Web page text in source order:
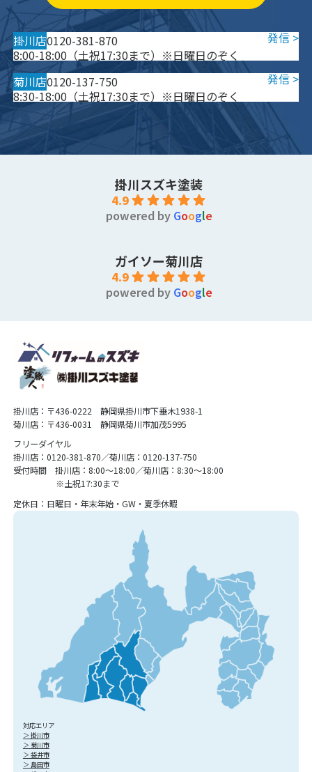
掛川店0120-381-870
8:00-18:00（土祝17:30まで）※日曜日のぞく
菊川店0120-137-750
8:30-18:00（土祝17:30まで）※日曜日のぞく
掛川スズキ塗装
4.9
powered by Google
ガイソー菊川店
4.9
powered by Google
掛川店：〒436-0222 静岡県掛川市下垂木1938-1
菊川店：〒436-0031 静岡県菊川市加茂5995
フリーダイヤル
掛川店：0120-381-870／菊川店：0120-137-750
受付時間 掛川店：8:00〜18:00／菊川店：8:30〜18:00
※土祝17:30まで
定休日：日曜日・年末年始・GW・夏季休暇
対応エリア
＞ 掛川市
＞ 菊川市
＞ 袋井市
＞ 島田市